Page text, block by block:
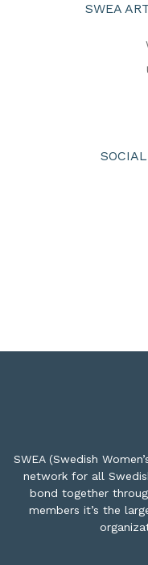
SWEA
SWEA (Swedish
network for all
bond together
members it’s the